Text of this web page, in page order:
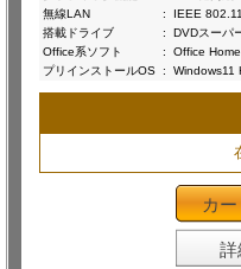
無線LAN
:
IEEE
搭載ドライブ
:
DVDスーパ
Office系ソフト
:
Office
プリインストールOS : Windows11
カー
詳